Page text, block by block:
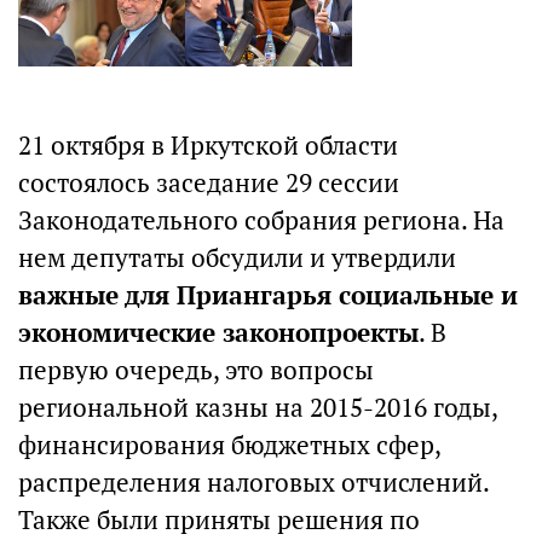
21 октября в Иркутской области
состоялось заседание 29 сессии
Законодательного собрания региона. На
нем депутаты обсудили и утвердили
важные для Приангарья социальные и
экономические законопроекты. В
первую очередь, это вопросы
региональной казны на 2015-2016 годы,
финансирования бюджетных сфер,
распределения налоговых отчислений.
Также были приняты решения по